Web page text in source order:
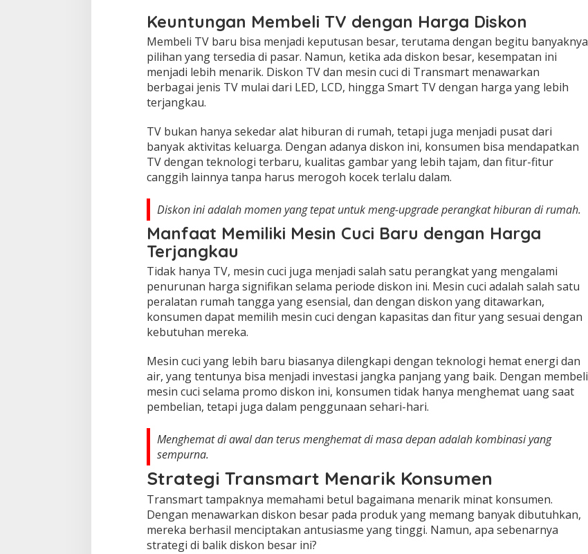
Keuntungan Membeli TV dengan Harga Diskon
Membeli TV baru bisa menjadi keputusan besar, terutama dengan begitu banyaknya
pilihan yang tersedia di pasar. Namun, ketika ada diskon besar, kesempatan ini
menjadi lebih menarik. Diskon TV dan mesin cuci di Transmart menawarkan
berbagai jenis TV mulai dari LED, LCD, hingga Smart TV dengan harga yang lebih
terjangkau.
TV bukan hanya sekedar alat hiburan di rumah, tetapi juga menjadi pusat dari
banyak aktivitas keluarga. Dengan adanya diskon ini, konsumen bisa mendapatkan
TV dengan teknologi terbaru, kualitas gambar yang lebih tajam, dan fitur-fitur
canggih lainnya tanpa harus merogoh kocek terlalu dalam.
Diskon ini adalah momen yang tepat untuk meng-upgrade perangkat hiburan di rumah.
Manfaat Memiliki Mesin Cuci Baru dengan Harga
Terjangkau
Tidak hanya TV, mesin cuci juga menjadi salah satu perangkat yang mengalami
penurunan harga signifikan selama periode diskon ini. Mesin cuci adalah salah satu
peralatan rumah tangga yang esensial, dan dengan diskon yang ditawarkan,
konsumen dapat memilih mesin cuci dengan kapasitas dan fitur yang sesuai dengan
kebutuhan mereka.
Mesin cuci yang lebih baru biasanya dilengkapi dengan teknologi hemat energi dan
air, yang tentunya bisa menjadi investasi jangka panjang yang baik. Dengan membeli
mesin cuci selama promo diskon ini, konsumen tidak hanya menghemat uang saat
pembelian, tetapi juga dalam penggunaan sehari-hari.
Menghemat di awal dan terus menghemat di masa depan adalah kombinasi yang
sempurna.
Strategi Transmart Menarik Konsumen
Transmart tampaknya memahami betul bagaimana menarik minat konsumen.
Dengan menawarkan diskon besar pada produk yang memang banyak dibutuhkan,
mereka berhasil menciptakan antusiasme yang tinggi. Namun, apa sebenarnya
strategi di balik diskon besar ini?